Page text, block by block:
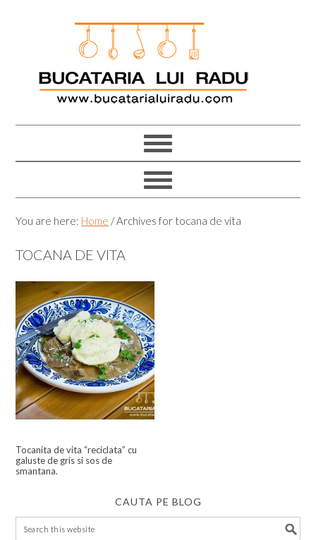
You are here: Home /Archives for tocana de vita
TOCANA DE VITA
Tocanita de vita “reciclata” cu
galuste de gris si sos de
smantana.
CAUTA PE BLOG